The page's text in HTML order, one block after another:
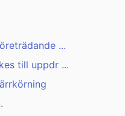
...
till uppdr ...